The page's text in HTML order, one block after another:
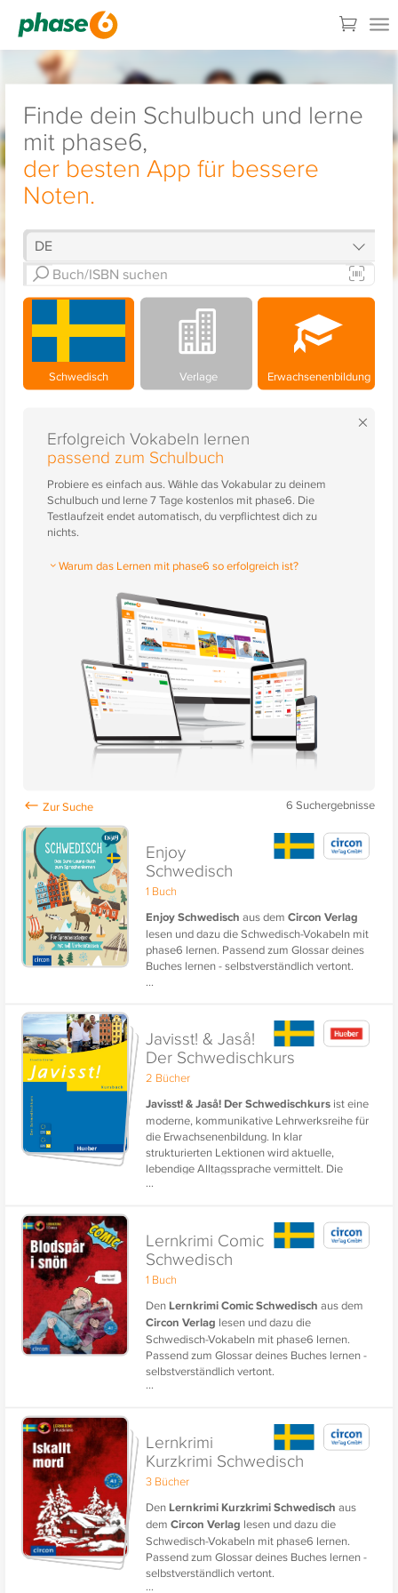
Finde dein Schulbuch und lerne
mit phase6,
der besten App für bessere
Noten.
Schwedisch Verlage Erwachsenenbildung
×
Erfolgreich Vokabeln lernen
passend zum Schulbuch
Probiere es einfach aus. Wähle das Vokabular zu deinem
Schulbuch und lerne 7 Tage kostenlos mit phase6. Die
Testlaufzeit endet automatisch, du verpflichtest dich zu
nichts.
Warum das Lernen mit phase6 so erfolgreich ist?
6 Suchergebnisse
Enjoy
Schwedisch
1 Buch
Enjoy Schwedisch aus demCircon Verlag
lesen und dazu die Schwedisch-Vokabeln mit
phase6 lernen. Passend zum Glossar deines
Buches lernen - selbstverständlich vertont.
...
Javisst! & Jaså!
Der Schwedischkurs
2 Bücher
Javisst! & Jaså! Der Schwedischkurs ist eine
moderne, kommunikative Lehrwerksreihe für
die Erwachsenenbildung. In klar
strukturierten Lektionen wird aktuelle,
lebendige Alltagssprache vermittelt. Die
phase6-Lerninhalte ermöglichen ein
nächste Kursstunde und den Wortschatz-
Aufbau Schwedisch. Sie sind als Ergänzung
zum Lernen mit dem Buch konzipiert.
...
Lernkrimi Comic
Schwedisch
1 Buch
Den Lernkrimi Comic Schwedisch aus dem
Circon Verlag lesen und dazu die
Schwedisch-Vokabeln mit phase6 lernen.
Passend zum Glossar deines Buches lernen -
selbstverständlich vertont.
...
Lernkrimi
Kurzkrimi Schwedisch
3 Bücher
Den Lernkrimi Kurzkrimi Schwedisch aus
demCircon Verlag lesen und dazu die
Schwedisch-Vokabeln mit phase6 lernen.
Passend zum Glossar deines Buches lernen -
selbstverständlich vertont.
...